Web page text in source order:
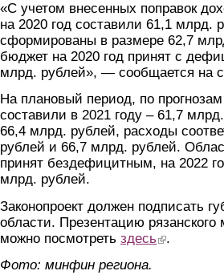
«С учетом внесенных поправок
на 2020 год составили 61,1 млрд.
сформированы в размере 62,7
бюджет на 2020 год принят с
млрд. рублей», — сообщается на
На плановый период, по
составили в 2021 году – 61,7
66,4 млрд. рублей, расходы
рублей и 66,7 млрд. рублей.
принят бездефицитным, на 2022
млрд. рублей.
Законопроект должен подписать
области. Презентацию
можно посмотреть здесь (link is external)
.
Фото: минфин региона.